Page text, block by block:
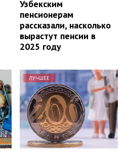
Узбекским
пенсионерам
рассказали, насколько
вырастут пенсии в
2025 году
ЛУЧШЕЕ